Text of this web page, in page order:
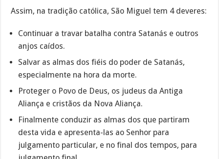
Assim, na tradição católica, São Miguel tem 4 deveres:
Continuar a travar batalha contra Satanás e outros
anjos caídos.
Salvar as almas dos fiéis do poder de Satanás,
especialmente na hora da morte.
Proteger o Povo de Deus, os judeus da Antiga
Aliança e cristãos da Nova Aliança.
Finalmente conduzir as almas dos que partiram
desta vida e apresenta-las ao Senhor para
julgamento particular, e no final dos tempos, para